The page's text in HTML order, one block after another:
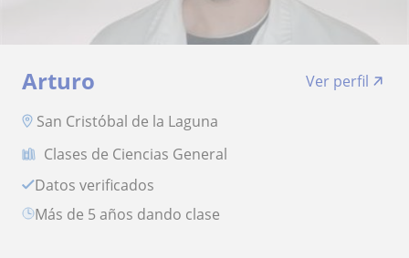
Arturo
Ver perfil
San Cristóbal de la Laguna
Clases de Ciencias General
Datos verificados
más de 5 años dando clase